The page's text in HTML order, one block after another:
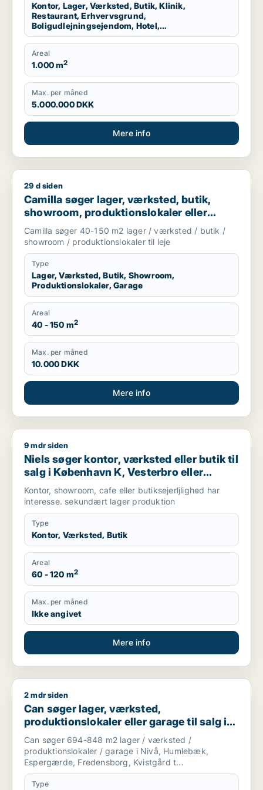
Kontor, Lager, Værksted, Butik, Klinik,
Restaurant, Erhvervsgrund,
Boligudlejningsejendom, Hotel,
Produktionslokaler, Garage
Areal
1.000 m2
Max. per måned
5.000.000 DKK
Mere info
Camilla søger lager, værksted, butik, showroom,
29 d siden
Camilla søger lager, værksted, butik,
showroom, produktionslokaler eller
garage til leje i Nordsjælland
Camilla søger 40-150 m2 lager / værksted / butik /
showroom / produktionslokaler til leje
Type
Lager, Værksted, Butik, Showroom,
Produktionslokaler, Garage
Areal
40 - 150 m2
Max. per måned
10.000 DKK
Mere info
Niels søger kontor, værksted eller butik til salg i København
9 mdr siden
Niels søger kontor, værksted eller butik til
salg i København K, Vesterbro eller
Frederiksberg m.fl.
Kontor, showroom, cafe eller butiksejerljlighed har
interesse. sekundært lager produktion
Type
Kontor, Værksted, Butik
Areal
60 - 120 m2
Max. per måned
Ikke angivet
Mere info
Can søger lager, værksted, produktionslokaler eller
2 mdr siden
Can søger lager, værksted,
produktionslokaler eller garage til salg i
Nivå, Humlebæk eller Espergærde m.fl.
Can søger 694-848 m2 lager / værksted /
produktionslokaler / garage i Nivå, Humlebæk,
Espergærde, Fredensborg, Kvistgård t...
Type